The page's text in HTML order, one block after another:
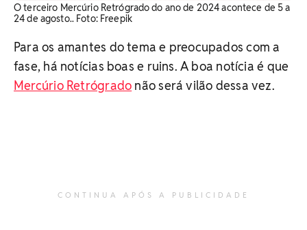
O terceiro Mercúrio Retrógrado do ano de 2024 acontece de 5 a
24 de agosto.. Foto: Freepik
Para os amantes do tema e preocupados com a
fase, há notícias boas e ruins. A boa notícia é que
Mercúrio Retrógrado não será vilão dessa vez.
CONTINUA APÓS A PUBLICIDADE